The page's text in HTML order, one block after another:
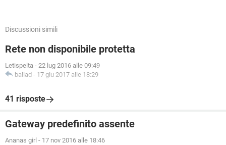
Discussioni simili
Rete non disponibile protetta
Letispelta - 22 lug 2016 alle 09:49
ballad - 17 giu 2017 alle 18:29
41 risposte
Gateway predefinito assente
Ananas girl - 17 nov 2016 alle 18:46